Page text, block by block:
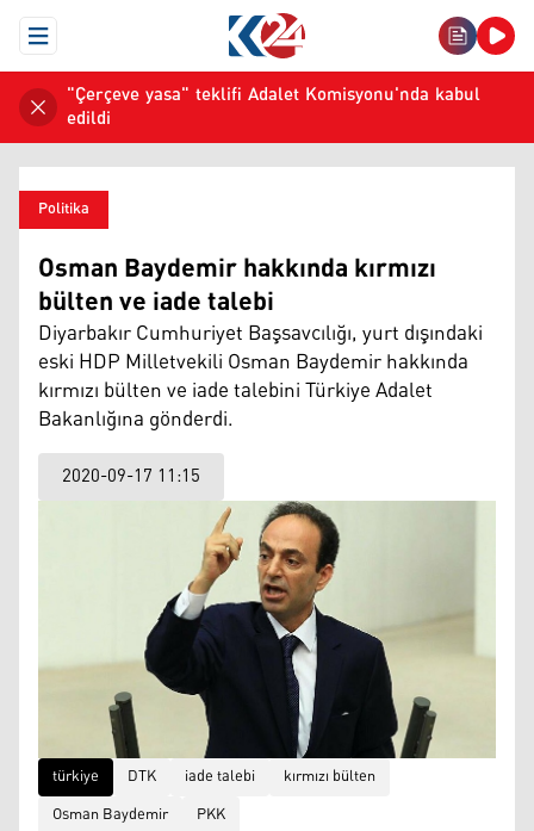
Open Menu
"Çerçeve yasa" teklifi Adalet Komisyonu'nda kabul
edildi
Politika
Osman Baydemir hakkında kırmızı
bülten ve iade talebi
Diyarbakır Cumhuriyet Başsavcılığı, yurt dışındaki
eski HDP Milletvekili Osman Baydemir hakkında
kırmızı bülten ve iade talebini Türkiye Adalet
Bakanlığına gönderdi.
2020-09-17 11:15
türkiye DTK iade talebi
kırmızı bülten
Osman Baydemir
PKK